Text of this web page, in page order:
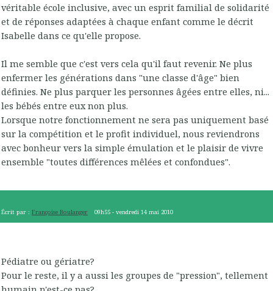
véritable école inclusive, avec un esprit familial de solidarité
et de réponses adaptées à chaque enfant comme le décrit
Isabelle dans ce qu'elle propose.
Il me semble que c'est vers cela qu'il faut revenir. Ne plus
enfermer les générations dans "une classe d'âge" bien
définies. Ne plus parquer les personnes âgées entre elles, ni...
les bébés entre eux non plus.
Lorsque notre fonctionnement ne sera pas uniquement basé
sur la compétition et le profit individuel, nous reviendrons
avec bonheur vers la simple émulation et le plaisir de vivre
ensemble "toutes différences mêlées et confondues".
Écrit par : Françoise Boulanger 09h55 -vendredi 14 mai 2010
Pédiatre ou gériatre?
Pour le reste, il y a aussi les groupes de "pression", tellement